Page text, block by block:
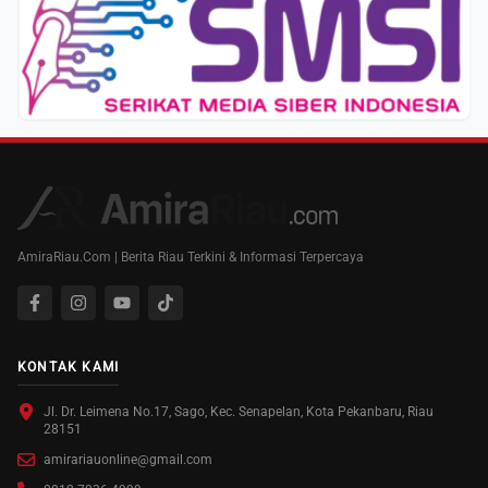
AmiraRiau.Com | Berita Riau Terkini & Informasi Terpercaya
KONTAK KAMI
Jl. Dr. Leimena No.17, Sago, Kec. Senapelan, Kota Pekanbaru, Riau
28151
amirariauonline@gmail.com